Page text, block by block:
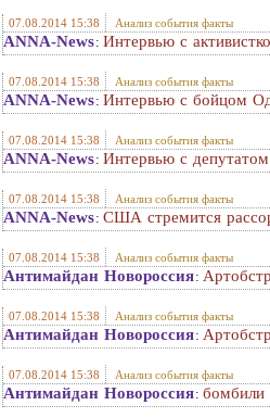
07.08.2014 15:38 Анализ события факты
ANNA-News: Интервью с
07.08.2014 15:38 Анализ события факты
ANNA-News: Интервью с бойцом
07.08.2014 15:38 Анализ события факты
ANNA-News: Интервью с
07.08.2014 15:38 Анализ события факты
ANNA-News: США стремится
07.08.2014 15:38 Анализ события факты
Антимайдан Новороссия:
07.08.2014 15:38 Анализ события факты
Антимайдан Новороссия:
07.08.2014 15:38 Анализ события факты
Антимайдан Новороссия: бомбили